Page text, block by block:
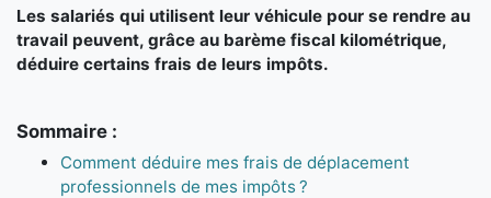
Les salariés qui utilisent leur véhicule pour se rendre au
travail peuvent, grâce au barème fiscal kilométrique,
déduire certains frais de leurs impôts.
Sommaire :
Comment déduire mes frais de déplacement
professionnels de mes impôts ?